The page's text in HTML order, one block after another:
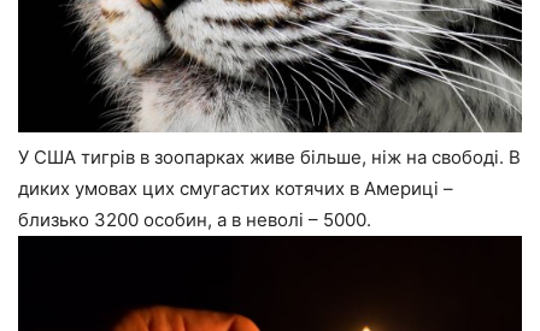
У США тигрів в зоопарках живе більше, ніж на свободі. В
диких умовах цих смугастих котячих в Америці –
близько 3200 особин, а в неволі – 5000.